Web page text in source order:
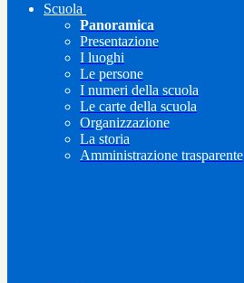
Scuola
Panoramica
Presentazione
I luoghi
Le persone
I numeri della scuola
Le carte della scuola
Organizzazione
La storia
Amministrazione trasparente